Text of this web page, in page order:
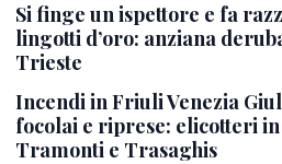
Si finge un ispettore e fa
lingotti d’oro: anziana
Trieste
Incendi in Friuli Venezia
focolai e riprese: elicotteri
Tramonti e Trasaghis